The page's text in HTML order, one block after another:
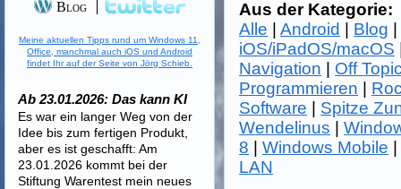
Aus der Kategorie:
Alle |Android Blog
iOS/iPadOS/macOS
Navigation
Off
Programmieren
Software
Spitze
Wendelinus |
8 |Windows Mobile
LAN
Blog
Meine aktuellen Tipps rund um Windows 11,
Office, manchmal auch iOS und Android
findet Ihr auf der Seite von Jörg Schieb.
Ab 23.01.2026: Das kann KI
Es war ein langer Weg von der
Idee bis zum fertigen Produkt,
aber es ist geschafft: Am
23.01.2026 kommt bei der
Stiftung Warentest mein neues